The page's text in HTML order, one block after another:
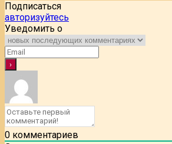
Подписаться
авторизуйтесь
Уведомить о
0 комментариев